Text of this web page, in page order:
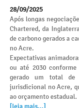
28/09/2025
Após longas
Chartered, da
de carbono gerados a
no Acre.
Expectativas
ou até 2030
gerado um total de
jurisdicional no Acre,
ao orçamento estadual.
[leia mais...]